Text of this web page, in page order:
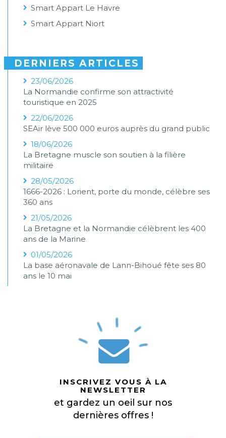
Smart Appart Le Havre
Smart Appart Niort
DERNIERS ARTICLES
23/06/2026
La Normandie confirme son attractivité
touristique en 2025
22/06/2026
SEAir lève 500 000 euros auprès du grand public
18/06/2026
La Bretagne muscle son soutien à la filière
militaire
28/05/2026
1666-2026 : Lorient, porte du monde, célèbre ses
360 ans
21/05/2026
La Bretagne et la Normandie célèbrent les 400
ans de la Marine
01/05/2026
La base aéronavale de Lann-Bihoué fête ses 80
ans le 10 mai
INSCRIVEZ VOUS À LA
NEWSLETTER
et gardez un oeil sur nos
dernières offres !